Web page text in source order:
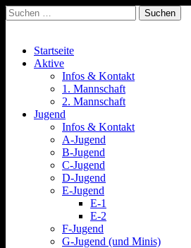
Suchen
nach:
Main
menu
Skip
Startseite
Aktive
Infos & Kontakt
1. Mannschaft
2. Mannschaft
Jugend
Infos & Kontakt
A-Jugend
B-Jugend
C-Jugend
D-Jugend
E-Jugend
E-1
E-2
F-Jugend
G-Jugend (und Minis)